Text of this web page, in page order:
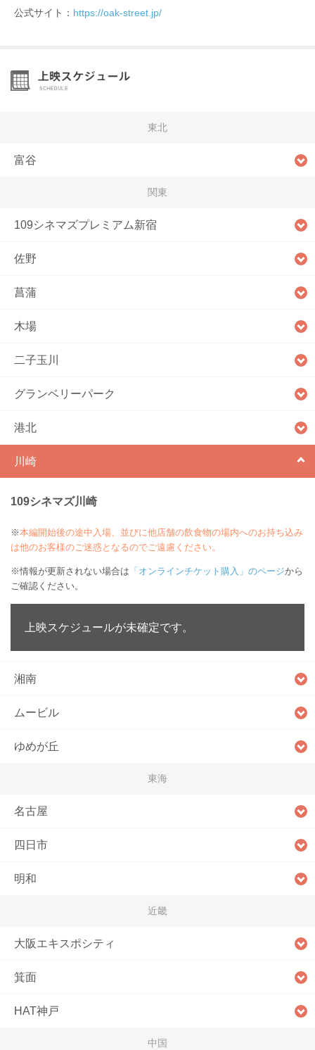
公式サイト： https://oak-street.jp/
東北
富谷
関東
109シネマズプレミアム新宿
佐野
菖蒲
木場
二子玉川
グランベリーパーク
港北
川崎
109シネマズ川崎
※本編開始後の途中入場、並びに他店舗の飲食物の場内へのお持ち込み
は他のお客様のご迷惑となるのでご遠慮ください。
※情報が更新されない場合は 「オンラインチケット購入」のページから
ご確認ください。
上映スケジュールが未確定です。
湘南
ムービル
ゆめが丘
東海
名古屋
四日市
明和
近畿
大阪エキスポシティ
箕面
HAT神戸
中国